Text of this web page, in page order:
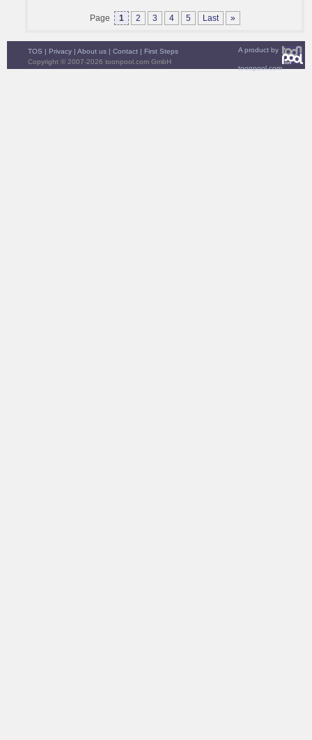
Page 1 2 3 4 5 Last »
A product by
toonpool.com
TOS | Privacy | About us | Contact | First Steps
Copyright © 2007-2026 toonpool.com GmbH